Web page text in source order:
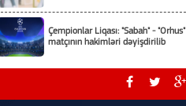
Çempionlar Liqası: "Sabah" - "Orhus"
matçının hakimləri dəyişdirilib
Paşinyan: Avrasiya İqtisadi
İttifaqının əsas prinsipləri